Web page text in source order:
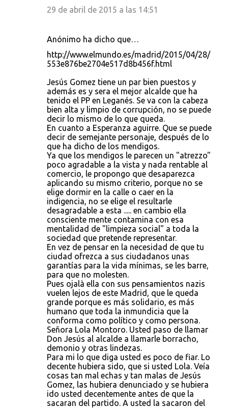
29 de abril de 2015 a las 14:51
Anónimo ha dicho que…
http://www.elmundo.es/madrid/2015/04/28/
553e876be2704e517d8b456f.html
Jesús Gomez tiene un par bien puestos y
además es y sera el mejor alcalde que ha
tenido el PP en Leganés. Se va con la cabeza
bien alta y limpio de corrupción, no se puede
decir lo mismo de lo que queda.
En cuanto a Esperanza aguirre. Que se puede
decir de semejante personaje, después de lo
que ha dicho de los mendigos.
Ya que los mendigos le parecen un "atrezzo"
poco agradable a la vista y nada rentable al
comercio, le propongo que desaparezca
aplicando su mismo criterio, porque no se
elige dormir en la calle o caer en la
indigencia, no se elige el resultarle
desagradable a esta ..... en cambio ella
consciente mente contamina con esa
mentalidad de "limpieza social" a toda la
sociedad que pretende representar.
En vez de pensar en la necesidad de que tu
ciudad ofrezca a sus ciudadanos unas
garantías para la vida mínimas, se les barre,
para que no molesten.
Pues ojalà ella con sus pensamientos nazis
vuelen lejos de este Madrid, que le queda
grande porque es más solidario, es más
humano que toda la inmundicia que la
conforma como político y como persona.
Señora Lola Montoro. Usted paso de llamar
Don Jesús al alcalde a llamarle borracho,
demonio y otras lindezas.
Para mi lo que diga usted es poco de fiar. Lo
decente hubiera sido, que si usted Lola. Veía
cosas tan mal echas y tan malas de Jesús
Gomez, las hubiera denunciado y se hubiera
ido usted decentemente antes de que la
sacaran del partido. A usted la sacaron del